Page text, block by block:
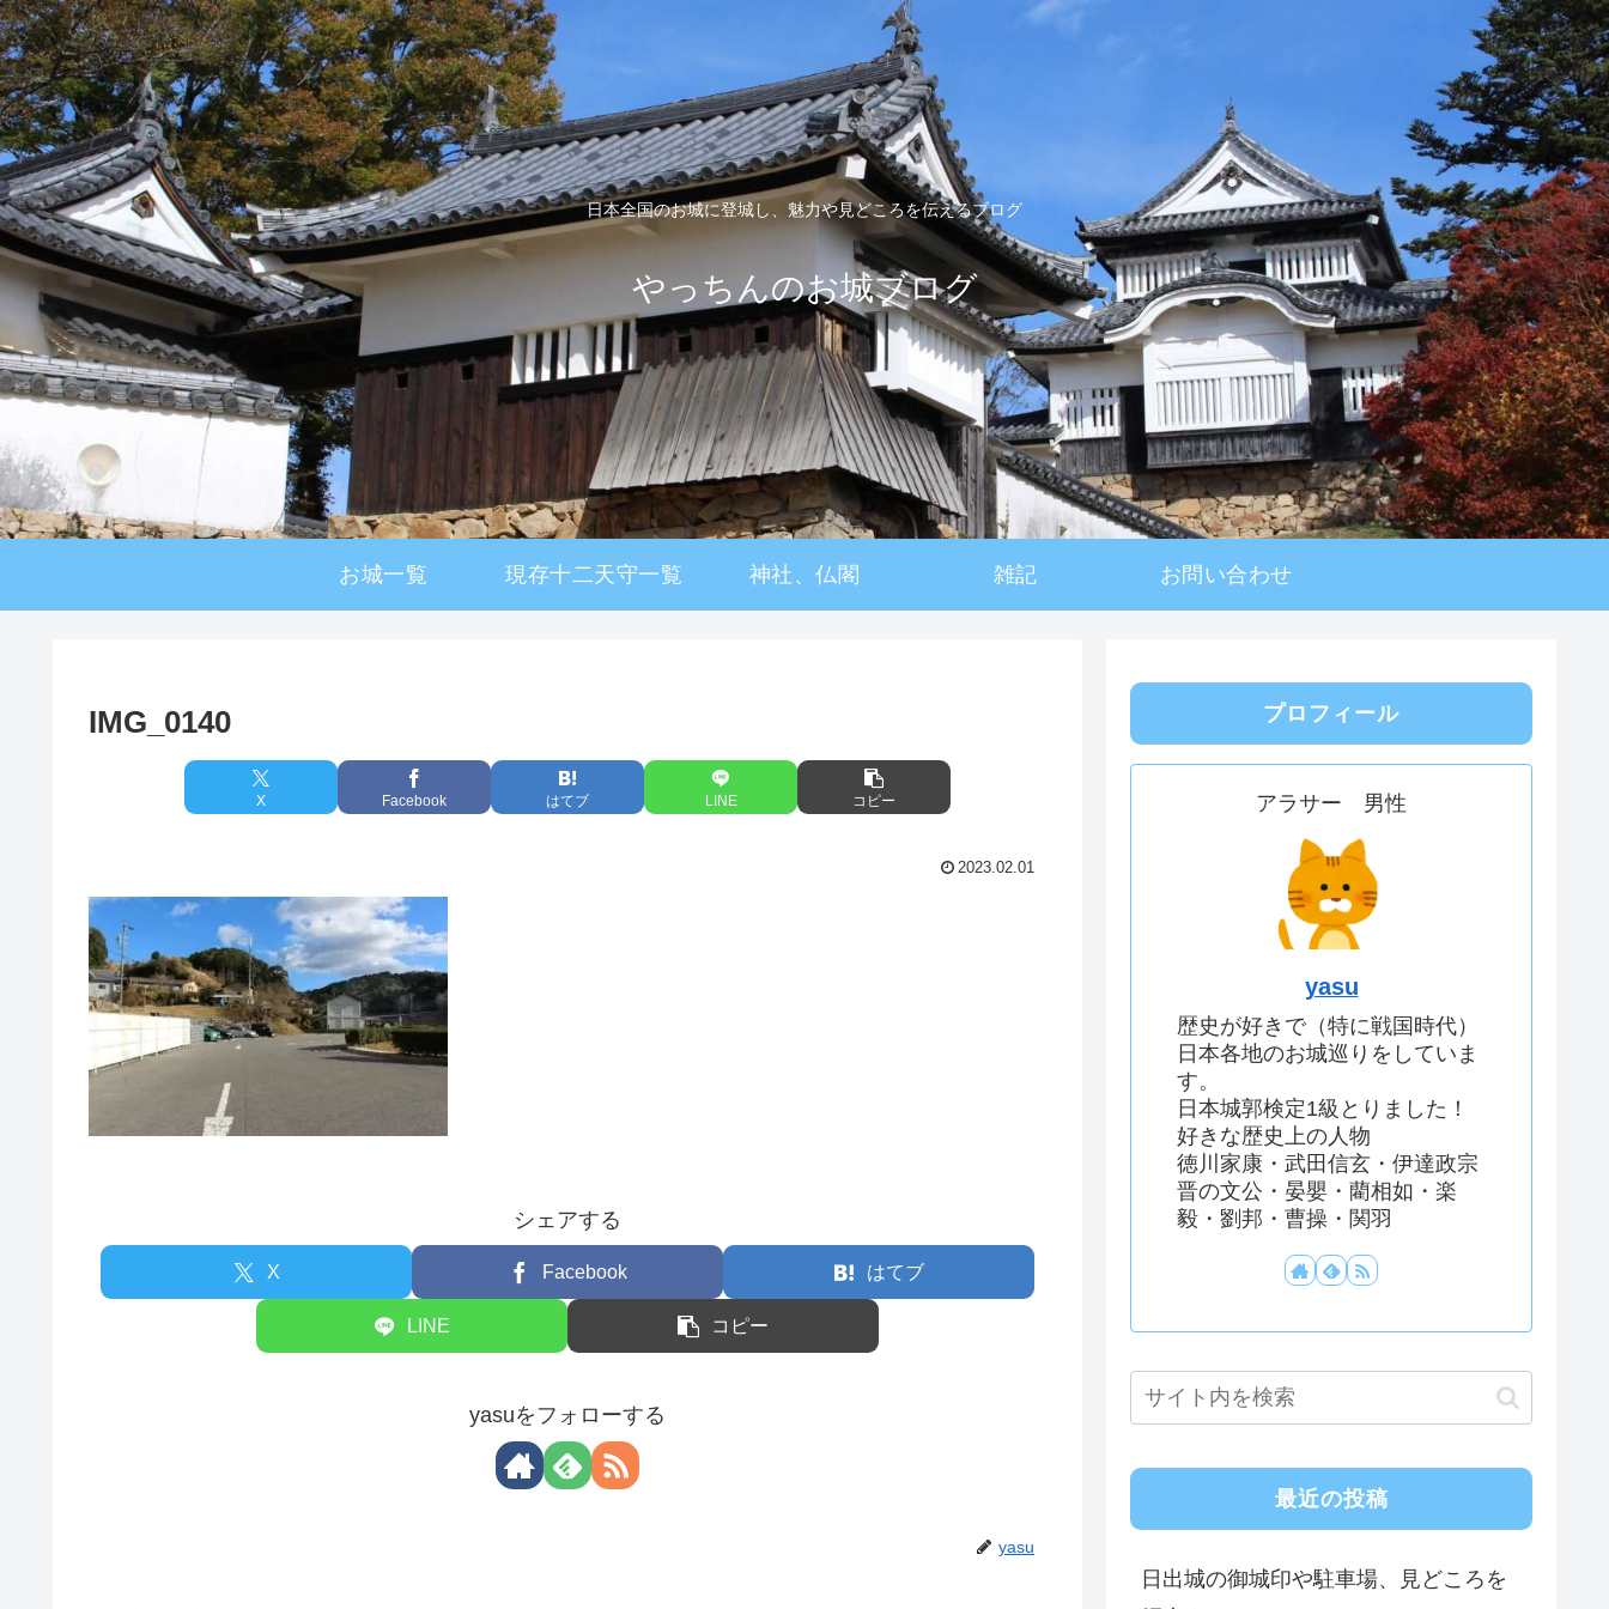
日本全国のお城に登城し、魅力や見どころを伝えるブログ
やっちんのお城ブログ
お城一覧 現存十二天守一覧 神社、仏閣 雑記 お問い合わせ
IMG_0140
X Facebook はてブ LINE コピー
2023.02.01
シェアする
X Facebook はてブ
LINE コピー
yasuをフォローする
yasu
プロフィール
アラサー 男性
yasu
歴史が好きで（特に戦国時代）
日本各地のお城巡りをしていま
す。
日本城郭検定1級とりました！
好きな歴史上の人物
徳川家康・武田信玄・伊達政宗
晋の文公・晏嬰・藺相如・楽
毅・劉邦・曹操・関羽
最近の投稿
日出城の御城印や駐車場、見どころを